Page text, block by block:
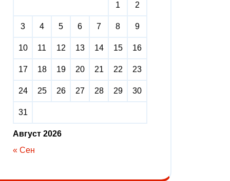
Август 2026
1 2
3 4 5 6 7 8 9
10 11 12 13 14 15 16
17 18 19 20 21 22 23
24 25 26 27 28 29 30
31
« Сен